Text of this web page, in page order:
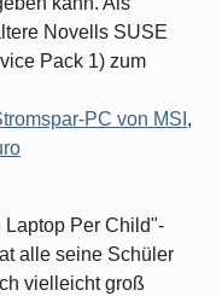
Novells SUSE
Pack 1) zum
PC von MSI ,
Laptop Per Child"-
alle seine Schüler
vielleicht groß